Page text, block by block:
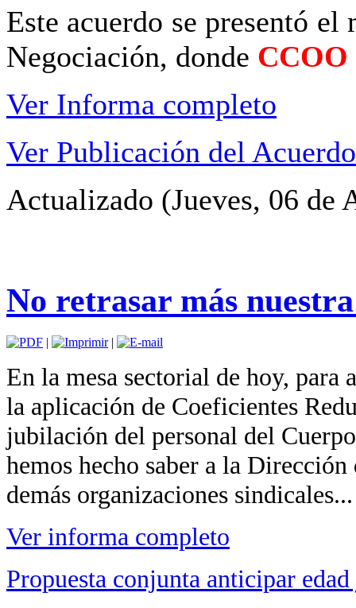
Este acuerdo se presentó el
Negociación, donde CCOO
Ver Informa completo
Ver Publicación del Acuerdo
Actualizado (Jueves, 06 de
No retrasar más
| |
En la mesa sectorial de hoy,
la aplicación de Coeficientes
jubilación del personal del
hemos hecho saber a la
demás organizaciones sindicales...
Ver informa completo
Propuesta conjunta anticipar